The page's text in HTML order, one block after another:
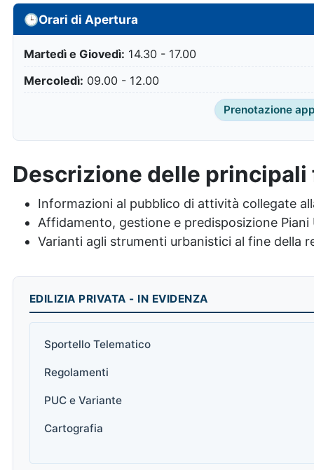
🕒Orari di Apertura
Martedì e Giovedì: 14.30 - 17.00
Mercoledì: 09.00 - 12.00
Prenotazione
Descrizione delle
Informazioni al pubblico di attività collegate
Affidamento, gestione e predisposizione Piani
Varianti agli strumenti urbanistici al fine della
EDILIZIA PRIVATA - IN EVIDENZA
Sportello Telematico
Regolamenti
PUC e Variante
Cartografia